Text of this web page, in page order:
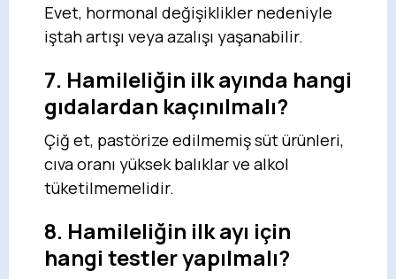
Evet, hormonal değişiklikler nedeniyle
iştah artışı veya azalışı yaşanabilir.
7. Hamileliğin ilk ayında hangi
gıdalardan kaçınılmalı?
Çiğ et, pastörize edilmemiş süt ürünleri,
cıva oranı yüksek balıklar ve alkol
tüketilmemelidir.
8. Hamileliğin ilk ayı için
hangi testler yapılmalı?